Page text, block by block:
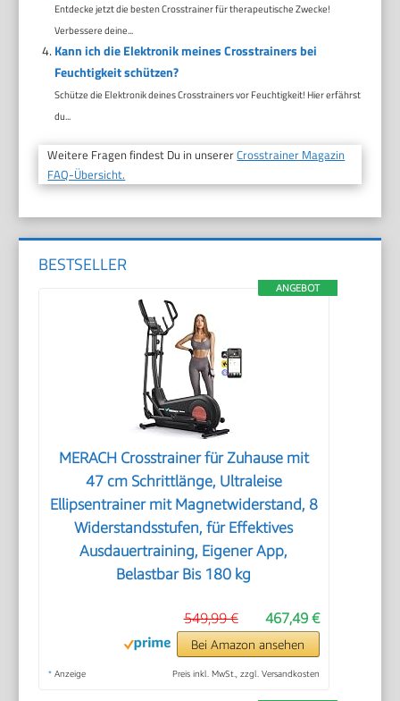
Entdecke jetzt die besten Crosstrainer für therapeutische Zwecke!
Verbessere deine...
Kann ich die Elektronik meines Crosstrainers bei
Feuchtigkeit schützen?
Schütze die Elektronik deines Crosstrainers vor Feuchtigkeit! Hier erfährst
du...
Weitere Fragen findest Du in unsererCrosstrainer Magazin
FAQ-Übersicht.
BESTSELLER
ANGEBOT
MERACH Crosstrainer für Zuhause mit
47 cm Schrittlänge, Ultraleise
Ellipsentrainer mit Magnetwiderstand, 8
Widerstandsstufen, für Effektives
Ausdauertraining, Eigener App,
Belastbar Bis 180 kg
467,49 €
549,99 €
Bei Amazon ansehen
* Anzeige Preis inkl. MwSt., zzgl. Versandkosten